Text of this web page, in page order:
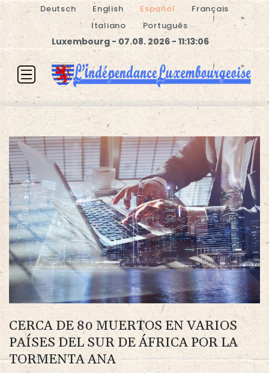
Deutsch English Español
Français
Italiano
Português
Luxembourg - 07.08. 2026 - 11:13:06
CERCA DE 80 MUERTOS EN VARIOS
PAÍSES DEL SUR DE ÁFRICA POR LA
TORMENTA ANA